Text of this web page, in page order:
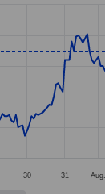
30 31 Aug.